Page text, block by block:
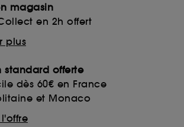
magasin
en 2h offert
plus
standard offerte
dès 60€ en France
et Monaco